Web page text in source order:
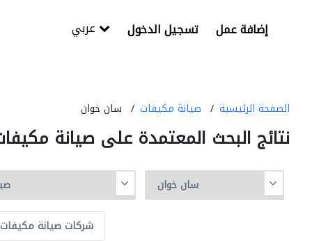
تسجيل الدخول إضافة عمل
الصفحة الرئيسية صيانة مكيفات سان خوان
نتائج البحث المعتمدة على صيانة
شركات صيانة